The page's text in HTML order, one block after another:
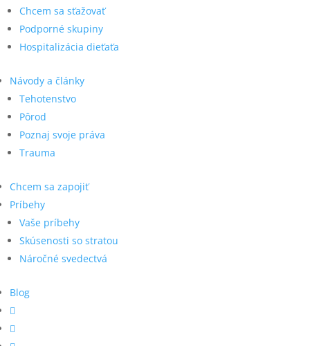
Chcem sa sťažovať
Podporné skupiny
Hospitalizácia dieťaťa
Návody a články
Tehotenstvo
Pôrod
Poznaj svoje práva
Trauma
Chcem sa zapojiť
Príbehy
Vaše príbehy
Skúsenosti so stratou
Náročné svedectvá
Blog